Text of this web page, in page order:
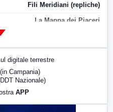
Fili Meridiani (repliche)
La Mappa dei Piaceri
LabNews (replica)
digitale terrestre
(in Campania)
Nazionale)
APP